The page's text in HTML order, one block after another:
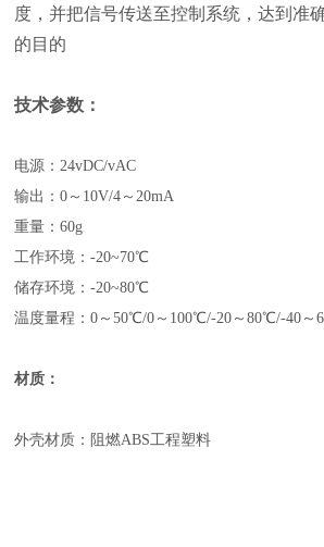
度，并把信号传送至控制系统，达到准
的目的
技术参数：
电源：24vDC/vAC
输出：0～10V/4～20mA
重量：60g
工作环境：-20~70℃
储存环境：-20~80℃
温度量程：0～50℃/0～100℃/-20～80℃/-40～
材质：
外壳材质：阻燃ABS工程塑料